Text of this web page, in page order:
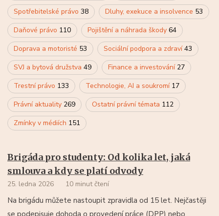
Spotřebitelské právo 38 Dluhy, exekuce a insolvence 53
Daňové právo 110 Pojištění a náhrada škody 64
Doprava a motoristé 53 Sociální podpora a zdraví43
SVJ a bytová družstva 49 Finance a investování 27
Trestní právo 133 Technologie, AI a soukromí 17
Právní aktuality 269 Ostatní právní témata 112
Zmínky v médiích 151
Brigáda pro studenty: Od kolika let, jaká
smlouva a kdy se platí odvody
25. ledna 2026 10 minut čtení
Na brigádu můžete nastoupit zpravidla od 15 let. Nejčastěji
se podepisuje dohoda o provedení práce (DPP) nebo